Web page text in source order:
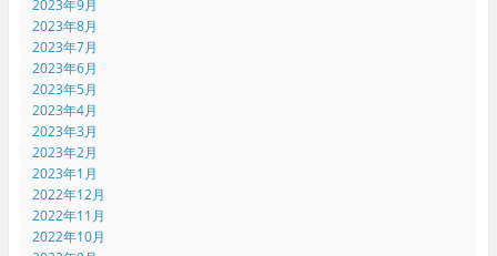
2023年9月
2023年8月
2023年7月
2023年6月
2023年5月
2023年4月
2023年3月
2023年2月
2023年1月
2022年12月
2022年11月
2022年10月